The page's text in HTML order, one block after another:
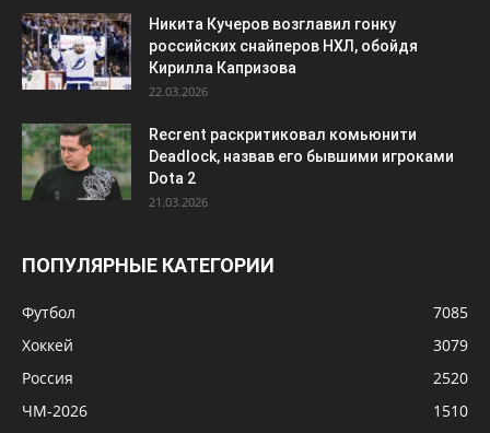
Никита Кучеров возглавил гонку
российских снайперов НХЛ, обойдя
Кирилла Капризова
22.03.2026
Recrent раскритиковал комьюнити
Deadlock, назвав его бывшими игроками
Dota 2
21.03.2026
ПОПУЛЯРНЫЕ КАТЕГОРИИ
Футбол
7085
Хоккей
3079
Россия
2520
ЧМ-2026
1510